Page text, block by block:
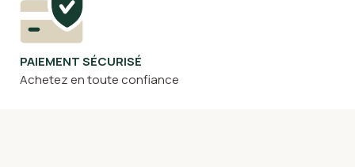
PAIEMENT SÉCURISÉ
Achetez en toute confiance